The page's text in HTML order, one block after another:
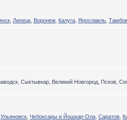
Липецк Воронеж Калуга Ярославль
Сыктывкар, Великий Новгород, Псков,
Ульяновск Чебоксары и Йошкар-Ола Саратов